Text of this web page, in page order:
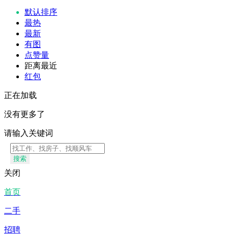
默认排序
最热
最新
有图
点赞量
距离最近
红包
正在加载
没有更多了
请输入关键词
搜索
关闭
首页
二手
招聘